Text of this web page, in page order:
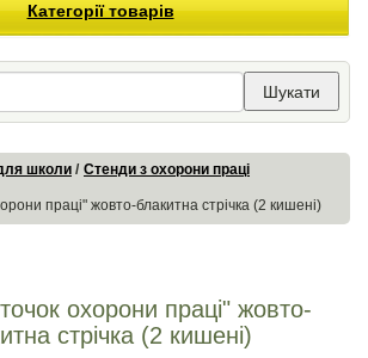
Категорії товарів
Шукати
школи Стенди з охорони праці
праці" жовто-блакитна стрічка (2 кишені)
охорони праці" жовто-
стрічка (2 кишені)